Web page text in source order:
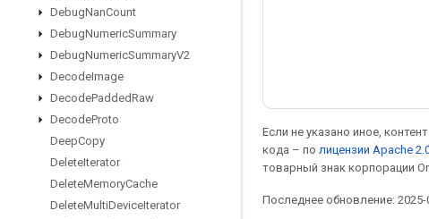
DebugNanCount
DebugNumericSummary
DebugNumericSummaryV2
DecodeImage
DecodePaddedRaw
DecodeProto
DeepCopy
DeleteIterator
DeleteMemoryCache
DeleteMultiDeviceIterator
Если не указано иное,
кода – по лицензии Apache
товарный знак корпорации
Последнее обновление: 2025-